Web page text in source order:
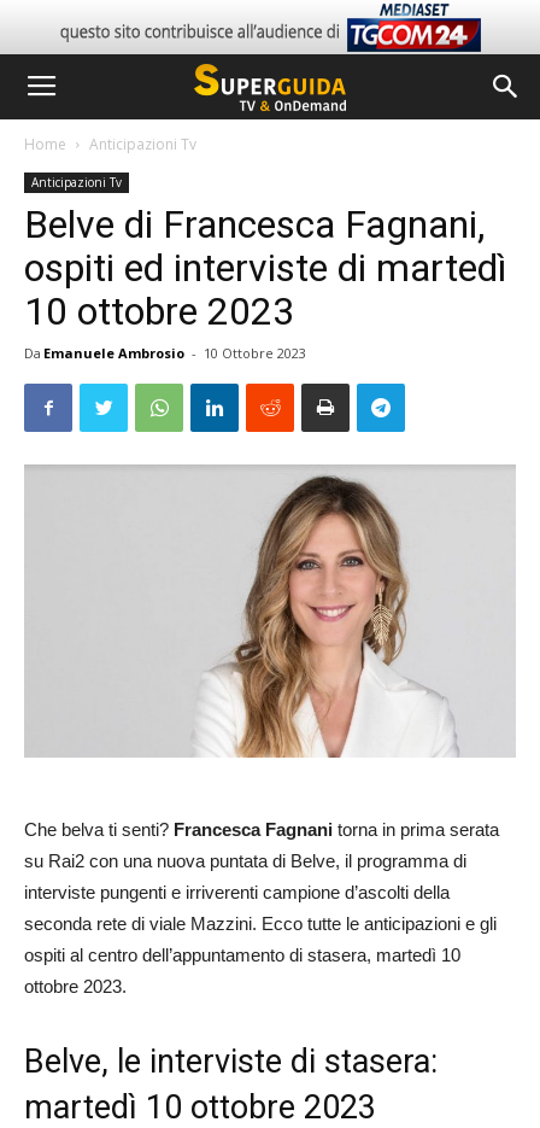
Home Anticipazioni Tv
Anticipazioni Tv
Belve di Francesca Fagnani,
ospiti ed interviste di martedì
10 ottobre 2023
Da Emanuele Ambrosio - 10 Ottobre 2023
Che belva ti senti? Francesca Fagnani torna in prima serata
su Rai2 con una nuova puntata di Belve, il programma di
interviste pungenti e irriverenti campione d’ascolti della
seconda rete di viale Mazzini. Ecco tutte le anticipazioni e gli
ospiti al centro dell’appuntamento di stasera, martedì 10
ottobre 2023.
Belve, le interviste di stasera:
martedì 10 ottobre 2023